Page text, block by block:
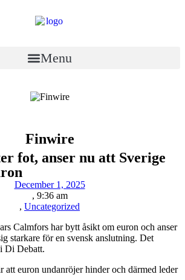
Menu
Finwire
fot, anser nu att Sverige
December 1, 2025
, 9:36 am
, Uncategorized
Calmfors har bytt åsikt om euron och anser
starkare för en svensk anslutning. Det
Di Debatt.
att euron undanröjer hinder och därmed leder